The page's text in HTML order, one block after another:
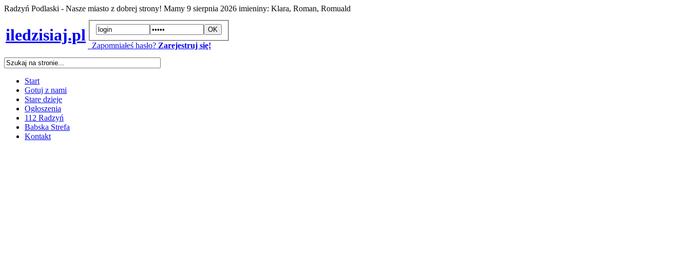
Radzyń Podlaski - Nasze miasto z dobrej strony! Mamy 9 sierpnia 2026 imieniny: Klara, Roman, Romuald
iledzisiaj.pl
Zapomniałeś hasło? Zarejestruj się!
Start
Gotuj z nami
Stare dzieje
Ogłoszenia
112 Radzyń
Babska Strefa
Kontakt